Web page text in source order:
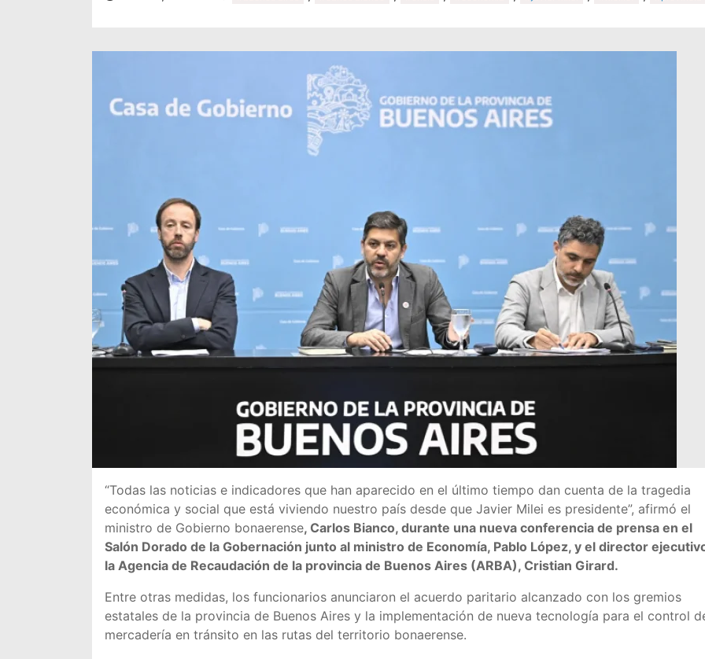
“Todas las noticias e indicadores que han aparecido en el último tiempo dan cuenta de la tragedia
económica y social que está viviendo nuestro país desde que Javier Milei es presidente”, afirmó el
ministro de Gobierno bonaerense, Carlos Bianco, durante una nueva conferencia de prensa en el
Salón Dorado de la Gobernación junto al ministro de Economía, Pablo López, y el director
la Agencia de Recaudación de la provincia de Buenos Aires (ARBA), Cristian Girard.
Entre otras medidas, los funcionarios anunciaron el acuerdo paritario alcanzado con los gremios
estatales de la provincia de Buenos Aires y la implementación de nueva tecnología para el control
mercadería en tránsito en las rutas del territorio bonaerense.